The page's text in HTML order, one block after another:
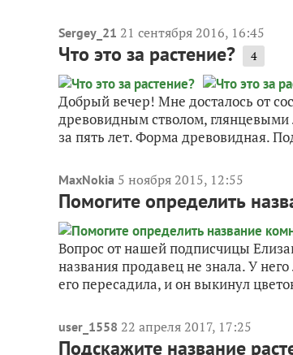
Sergey_21 21 сентября 2016, 16:45
Что это за растение? 4
Добрый вечер! Мне досталось от
древовидным стволом, глянцевыми
за пять лет. Форма древовидная.
MaxNokia 5 ноября 2015, 12:55
Помогите определить
Вопрос от нашей подписчицы
названия продавец не знала. У
его пересадила, и он выкинул
user_1558 22 апреля 2017, 17:25
Подскажите название